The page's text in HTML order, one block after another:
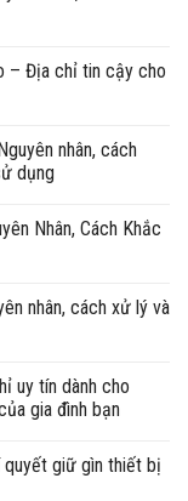
– Địa chỉ tin cậy cho
nhân, cách
dụng
Nhân, Cách Khắc
nhân, cách xử lý và
uy tín dành cho
gia đình bạn
giữ gìn thiết bị